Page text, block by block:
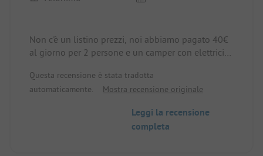
Non c'è un listino prezzi, noi abbiamo pagato 40€
al giorno per 2 persone e un camper con elettricità
con carta igienica e sapone. Ristorante
sovraffollato e caotico, si consiglia la
ottima per i bambini. È consigliabile acquistare
tutto in anticipo, lasciare il sito con il camper è
Questa recensione è stata tradotta
automaticamente.
Mostra recensione originale
Leggi la recensione
completa